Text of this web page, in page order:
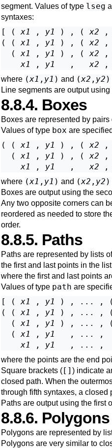
segment. Values of type lseg
syntaxes:
[ ( x1 , y1 ) , ( x2 ,
( ( x1 , y1 ) , ( x2 ,
  (
x1 , y1 ) , ( x2 ,
x1 , y1
   ,
x2 ,
where (x1 , y1 ) and (x2 , y2 )
Line segments are output using
8.8.4. Boxes
Boxes are represented by
Values of type box are
( ( x1 , y1 ) , ( x2 ,
  (
x1 , y1 ) , ( x2 ,
x1 , y1
   ,
x2 ,
where (x1 , y1 ) and (x2 , y2 )
Boxes are output using the
Any two opposite corners can
reordered as needed to store
order.
8.8.5. Paths
Paths are represented by lists
the first and last points in the
where the first and last points
Values of type path are
[ ( x1 , y1 ) , ... ,
( ( x1 , y1 ) , ... ,
  (
x1 , y1 ) , ... ,
  (
x1 , y1
, ...
x1 , y1
, ...
where the points are the end
Square brackets ([] ) indicate
closed path. When the
through fifth syntaxes, a closed
Paths are output using the first
8.8.6. Polygons
Polygons are represented by
Polygons are very similar to